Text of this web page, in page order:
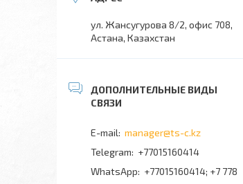
ул. Жансугурова 8/2, офис 708,
Астана, Казахстан
manager@ts-c.kz
+77015160414
+77015160414; +7 778